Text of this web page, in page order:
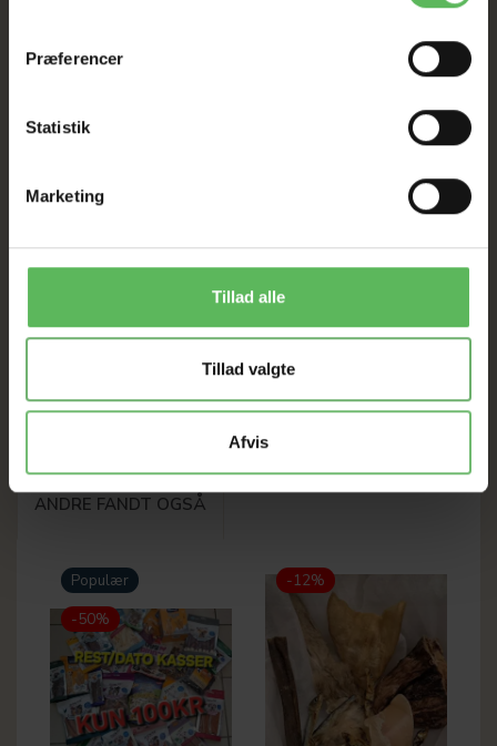
Præferencer
Statistik
Marketing
Tillad alle
Tillad valgte
Afvis
Råprotein 67,4%, råfedt 35,7%, råaske 3,5%
Whesco Nature, er kendetegnet ved en 100% naturlig
Whesco Nature findes i mange forskellige varianter og
ANDRE FANDT OGSÅ
Populær
-50%
-12%